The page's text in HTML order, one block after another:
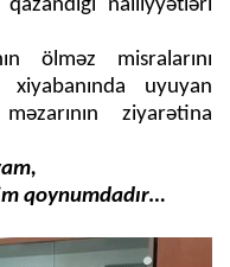
nailiyyətləri
ölməz misralarını
uyuyan
ziyarətina